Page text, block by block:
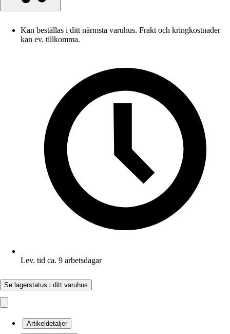
Kan beställas i ditt närmsta varuhus. Frakt och kringkostnader
kan ev. tillkomma.
Lev. tid ca. 9 arbetsdagar
Se lagerstatus i ditt varuhus
Artikeldetaljer